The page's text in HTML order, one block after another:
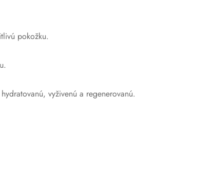
pokožku.
vyživenú a regenerovanú.